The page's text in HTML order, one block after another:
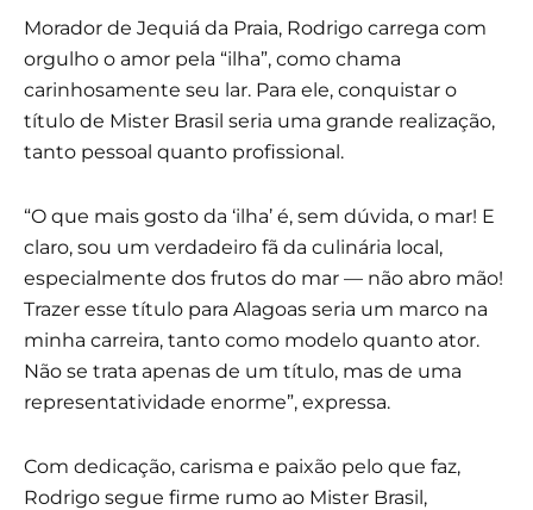
Morador de Jequiá da Praia, Rodrigo carrega com
orgulho o amor pela “ilha”, como chama
carinhosamente seu lar. Para ele, conquistar o
título de Mister Brasil seria uma grande realização,
tanto pessoal quanto profissional.
“O que mais gosto da ‘ilha’ é, sem dúvida, o mar! E
claro, sou um verdadeiro fã da culinária local,
especialmente dos frutos do mar — não abro mão!
Trazer esse título para Alagoas seria um marco na
minha carreira, tanto como modelo quanto ator.
Não se trata apenas de um título, mas de uma
representatividade enorme”, expressa.
Com dedicação, carisma e paixão pelo que faz,
Rodrigo segue firme rumo ao Mister Brasil,